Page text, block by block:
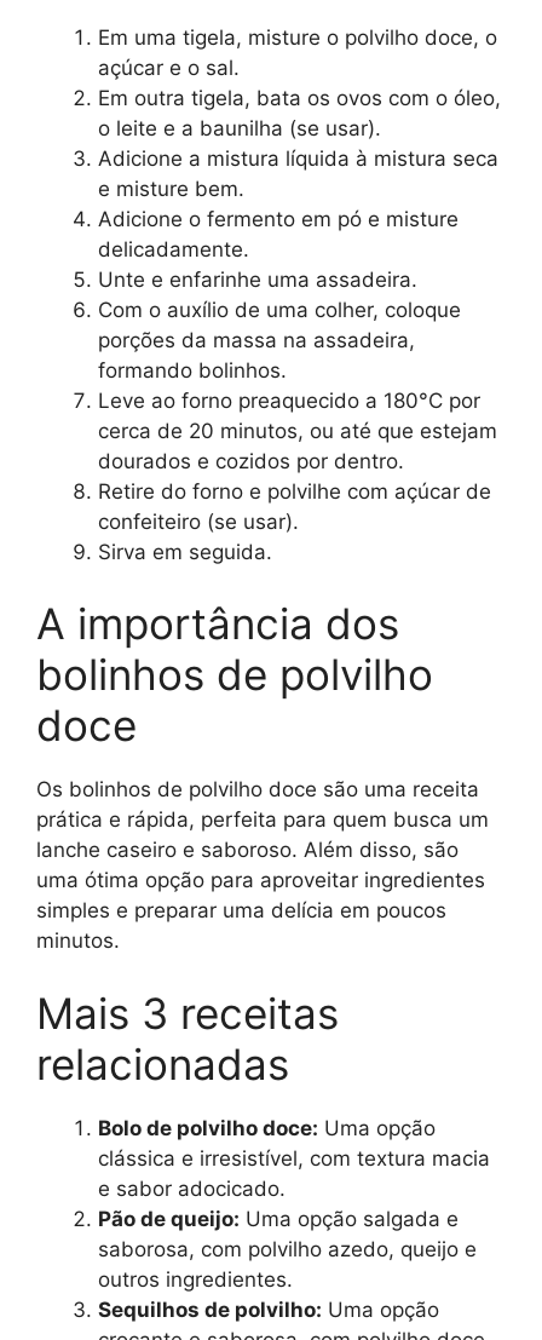
Em uma tigela, misture o polvilho doce, o
açúcar e o sal.
Em outra tigela, bata os ovos com o óleo,
o leite e a baunilha (se usar).
Adicione a mistura líquida à mistura seca
e misture bem.
Adicione o fermento em pó e misture
delicadamente.
Unte e enfarinhe uma assadeira.
Com o auxílio de uma colher, coloque
porções da massa na assadeira,
formando bolinhos.
Leve ao forno preaquecido a 180°C por
cerca de 20 minutos, ou até que estejam
dourados e cozidos por dentro.
Retire do forno e polvilhe com açúcar de
confeiteiro (se usar).
Sirva em seguida.
A importância dos
bolinhos de polvilho
doce
Os bolinhos de polvilho doce são uma receita
prática e rápida, perfeita para quem busca um
lanche caseiro e saboroso. Além disso, são
uma ótima opção para aproveitar ingredientes
simples e preparar uma delícia em poucos
minutos.
Mais 3 receitas
relacionadas
Bolo de polvilho doce: Uma opção
clássica e irresistível, com textura macia
e sabor adocicado.
Pão de queijo: Uma opção salgada e
saborosa, com polvilho azedo, queijo e
outros ingredientes.
Sequilhos de polvilho: Uma opção